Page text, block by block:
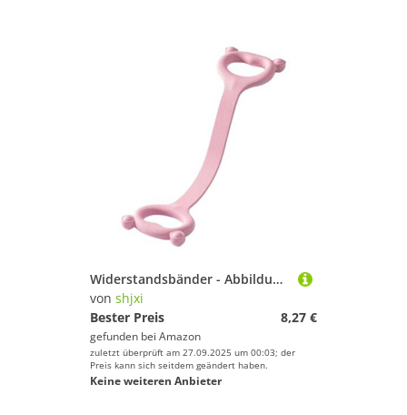
Widerstandsbänder - Abbildung 8 Expander -Gurt für Krafttraining, Schulter- und Armübung mit elastischer Funktion, Pilates -Ausrüstung für Männer Frauen Senioren im Fitnessstudio, Fitness, Yoga
von shjxi
Bester Preis
8,27 €
gefunden bei Amazon
zuletzt überprüft am 27.09.2025 um 00:03; der
Preis kann sich seitdem geändert haben.
Keine weiteren Anbieter